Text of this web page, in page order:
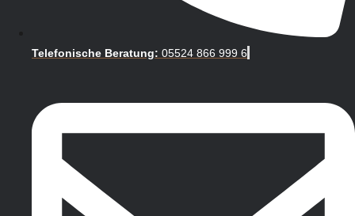
Telefonische Beratung: 05524 866 999 6